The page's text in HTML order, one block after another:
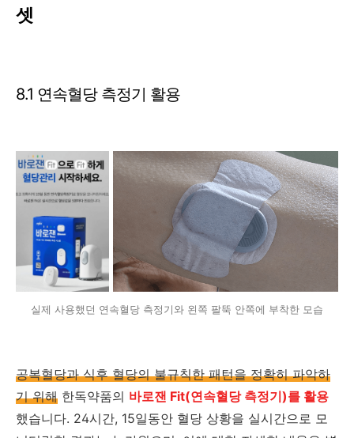
셋
8.1 연속혈당 측정기 활용
실제 사용했던 연속혈당 측정기와 왼쪽 팔뚝 안쪽에 부착한 모습
공복혈당과 식후 혈당의 불규칙한 패턴을 정확히 파악하
기 위해 한독약품의 바로잰 Fit(연속혈당 측정기)를 활용
했습니다. 24시간, 15일동안 혈당 상황을 실시간으로 모